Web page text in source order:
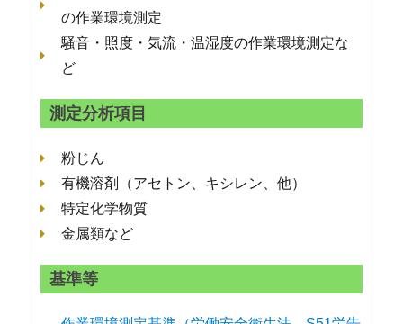
の作業環境測定
騒音・照度・気流・温湿度の作業環境測定な
ど
測定分析項目
粉じん
有機溶剤（アセトン、キシレン、他）
特定化学物質
金属類など
基準等